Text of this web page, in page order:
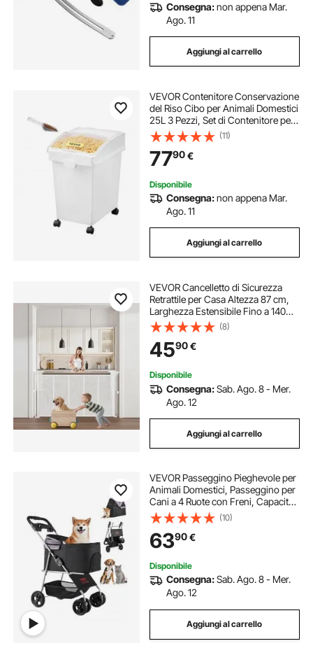
Consegna:non appena Mar.
Ago. 11
Aggiungi al carrello
VEVOR Contenitore Conservazione
del Riso Cibo per Animali Domestici
25L 3 Pezzi, Set di Contenitore per
Ingredienti da Cucina, Contenitore
per Cereali Farina con Ruote 3
Misurini Coperchio Ermetico
(11)
7790€
Disponibile
Consegna:non appena Mar.
Ago. 11
Aggiungi al carrello
VEVOR Cancelletto di Sicurezza
Retrattile per Casa Altezza 87 cm,
Larghezza Estensibile Fino a 140
cm per Animali Domestici, Materiale
a Rete Scale, Ingresso, Corridoi
Soggiorno, Bianco
(8)
4590€
Disponibile
Consegna:Sab. Ago. 8 - Mer.
Ago. 12
Aggiungi al carrello
VEVOR Passeggino Pieghevole per
Animali Domestici, Passeggino per
Cani a 4 Ruote con Freni, Capacità
16 kg, Trasportino Staccabile con
Finestre in Rete Traspirante per
Piccoli Cani Gatti
(10)
6390€
Disponibile
Consegna:Sab. Ago. 8 - Mer.
Ago. 12
Aggiungi al carrello